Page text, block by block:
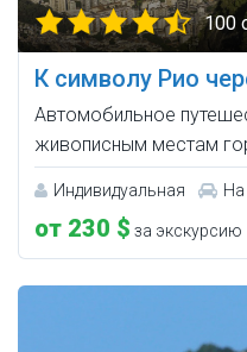
100
К символу Рио
Автомобильное
живописным местам
Индивидуальная На
от 230 $ за экскурсию